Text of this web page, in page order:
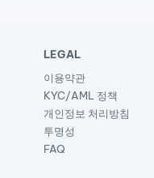
LEGAL
이용약관
KYC/AML 정책
개인정보 처리방침
투명성
FAQ